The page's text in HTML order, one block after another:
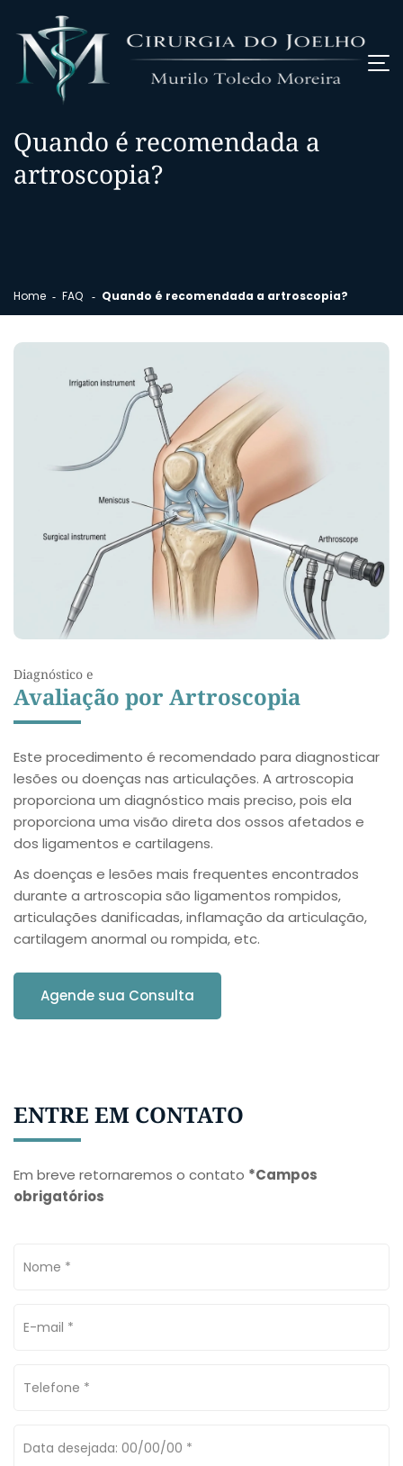
Quando é recomendada a
artroscopia?
Home FAQ Quando é recomendada a artroscopia?
Diagnóstico e
Avaliação por Artroscopia
Este procedimento é recomendado para diagnosticar
lesões ou doenças nas articulações. A artroscopia
proporciona um diagnóstico mais preciso, pois ela
proporciona uma visão direta dos ossos afetados e
dos ligamentos e cartilagens.
As doenças e lesões mais frequentes encontrados
durante a artroscopia são ligamentos rompidos,
articulações danificadas, inflamação da articulação,
cartilagem anormal ou rompida, etc.
Agende sua Consulta
ENTRE EM CONTATO
Em breve retornaremos o contato *Campos
obrigatórios
Nome *
E-mail *
Telefone *
Data desejada: 00/00/00 *